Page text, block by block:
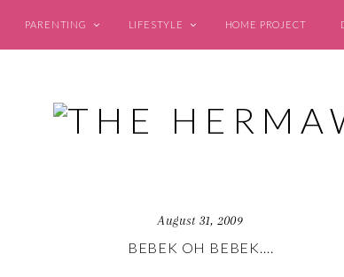
PARENTING LIFESTYLE HOME PROJECT
August 31, 2009
BEBEK OH BEBEK….